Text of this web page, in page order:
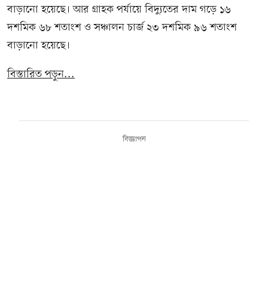
বাড়ানো হয়েছে। আর গ্রাহক পর্যায়ে বিদ্যুতের দাম গড়ে ১৬
দশমিক ৬৮ শতাংশ ও সঞ্চালন চার্জ ২৩ দশমিক ৯৬ শতাংশ
বাড়ানো হয়েছে।
বিস্তারিত পড়ুন...
বিজ্ঞাপন